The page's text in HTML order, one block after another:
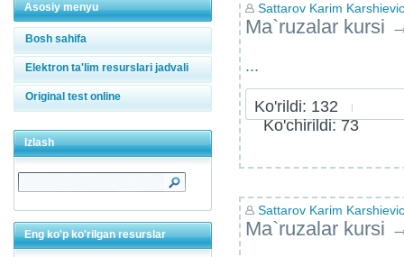
Asosiy menyu
Bosh sahifa
Elektron ta'lim resurslari jadvali
Original test online
Izlash
Eng ko'p ko'rilgan resurslar
Sattarov Karim
Ma`ruzalar kursi
...
Ko'rildi: 132
Ko'chirildi: 73
Sattarov Karim
Ma`ruzalar kursi